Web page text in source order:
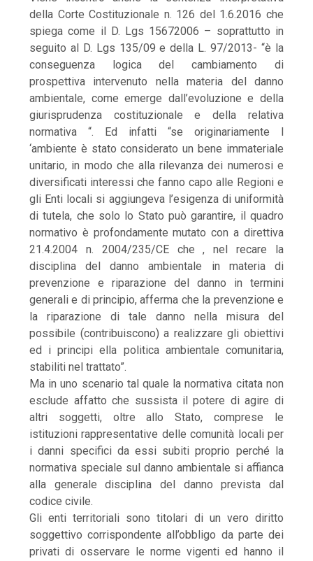
della Corte Costituzionale n. 126 del 1.6.2016 che
spiega come il D. Lgs 15672006 – soprattutto in
seguito al D. Lgs 135/09 e della L. 97/2013- “è la
conseguenza logica del cambiamento di
prospettiva intervenuto nella materia del danno
ambientale, come emerge dall’evoluzione e della
giurisprudenza costituzionale e della relativa
normativa “. Ed infatti “se originariamente l
‘ambiente è stato considerato un bene immateriale
unitario, in modo che alla rilevanza dei numerosi e
diversificati interessi che fanno capo alle Regioni e
gli Enti locali si aggiungeva l’esigenza di uniformità
di tutela, che solo lo Stato può garantire, il quadro
normativo è profondamente mutato con a direttiva
21.4.2004 n. 2004/235/CE che , nel recare la
disciplina del danno ambientale in materia di
prevenzione e riparazione del danno in termini
generali e di principio, afferma che la prevenzione e
la riparazione di tale danno nella misura del
possibile (contribuiscono) a realizzare gli obiettivi
ed i principi ella politica ambientale comunitaria,
stabiliti nel trattato”.
Ma in uno scenario tal quale la normativa citata non
esclude affatto che sussista il potere di agire di
altri soggetti, oltre allo Stato, comprese le
istituzioni rappresentative delle comunità locali per
i danni specifici da essi subiti proprio perché la
normativa speciale sul danno ambientale si affianca
alla generale disciplina del danno prevista dal
codice civile.
Gli enti territoriali sono titolari di un vero diritto
soggettivo corrispondente all’obbligo da parte dei
privati di osservare le norme vigenti ed hanno il